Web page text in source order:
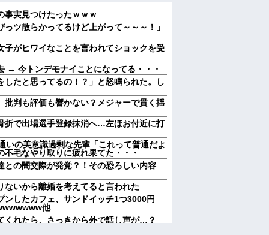
事実見つけたったｗｗｗ
ツ散らかってるけど上がって～～～！」
子がヒワイなことを言われてショックを受
→ 今トンデモナイことになってる・・・
したと思ってるの！？」と怒鳴られた。し
判も評価も響かない？メジャーで貫く揺
で出場選手登録抹消へ…左ほお付近に打
いの美意識過剰な先輩「これって普通だよ
毛なやり取りに疲れ果てた・・・
との闇交際が発覚？！その恐ろしい内容
ないから離婚を考えてると言われた
ンしたカフェ、サンドイッチ1つ3000円
他
くれたら、さっきから外で話し声が…？